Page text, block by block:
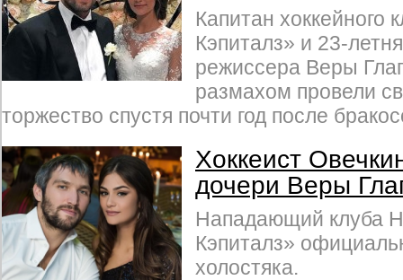
Капитан хоккейного
Кэпиталз» и 23-
режиссера Веры
размахом провели
торжество спустя почти год после
Хоккеист
дочери Веры
Нападающий клуба
Кэпиталз»
холостяка.